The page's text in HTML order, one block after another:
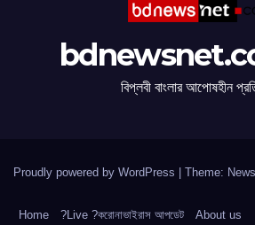
বিপ্লবী বাংলার আপোষহীন
Proudly powered by WordPress | Theme:
Home ?Live ?করোনাভাইরাস আপডেট About us